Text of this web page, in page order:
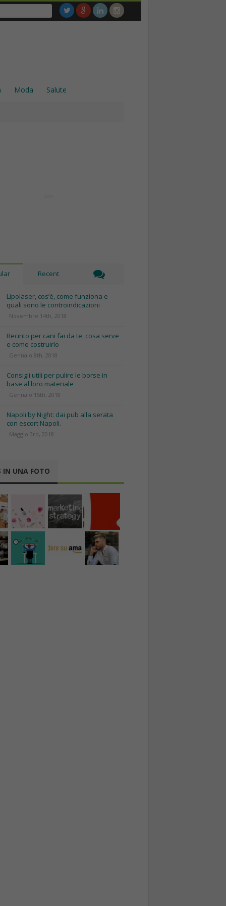
Moda Salute
Recent
Lipolaser, cos’è, come funziona e
quali sono le controindicazioni
Novembre 14th, 2018
Recinto per cani fai da te, cosa serve
e come costruirlo
Gennaio 8th, 2018
Consigli utili per pulire le borse in
base al loro materiale
Gennaio 15th, 2018
Napoli by Night: dai pub alla serata
con escort Napoli.
Maggio 3rd, 2018
IN UNA FOTO